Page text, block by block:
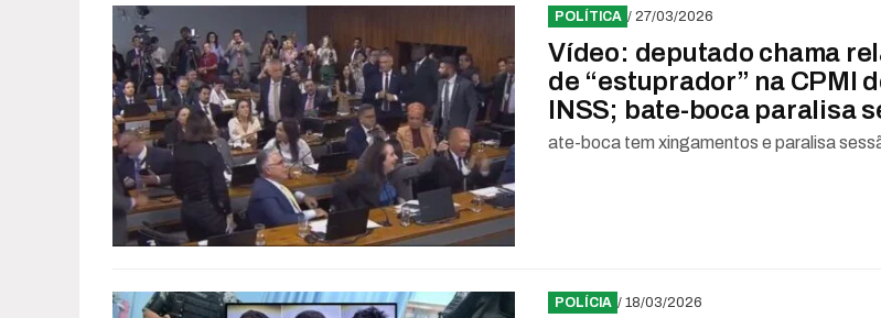
POLÍTICA / 27/03/2026
Vídeo: deputado chama
de “estuprador” na CPMI
INSS; bate-boca paralisa
ate-boca tem xingamentos e paralisa
POLÍCIA / 18/03/2026